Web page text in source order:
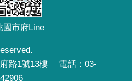
園市府Line
府路1號13樓 電話：03-